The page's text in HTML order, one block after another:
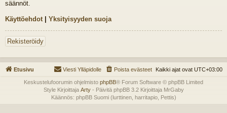
säännöt.
Käyttöehdot | Yksityisyyden suoja
Rekisteröidy
Etusivu Kaikki ajat ovat UTC+03:00
Poista evästeet
Viesti Ylläpidolle
Keskustelufoorumin ohjelmisto phpBB® Forum Software © phpBB Limited
Style Kirjoittaja Arty- Päivitä phpBB 3.2 Kirjoittaja MrGaby
Käännös: phpBB Suomi (lurttinen, harritapio, Pettis)